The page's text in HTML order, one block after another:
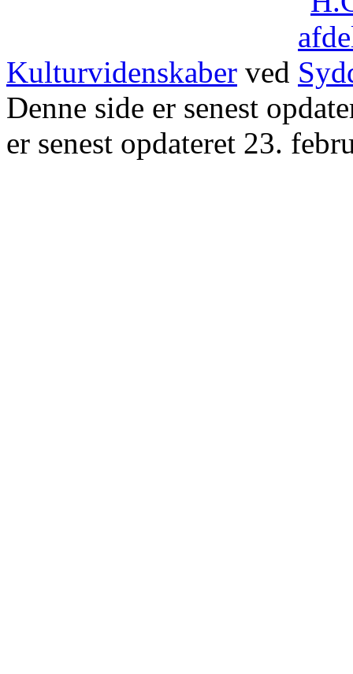
Kulturvidenskaber ved
Denne side er senest
er senest opdateret 23.